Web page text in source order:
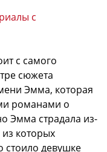
с
с самого
сюжета
Эмма, которая
романами о
Эмма страдала из-
которых
стоило девушке